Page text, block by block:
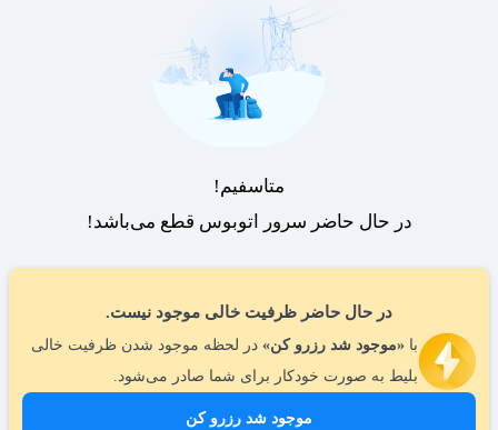
در حال حاضر ظرفیت خالی موجود نیست.
با «موجود شد رزرو کن» در لحظه موجود شدن ظرفیت خالی
بلیط به صورت خودکار برای شما صادر می‌شود.
موجود شد رزرو کن
متاسفیم!
در حال حاضر سرور اتوبوس قطع می‌باشد!